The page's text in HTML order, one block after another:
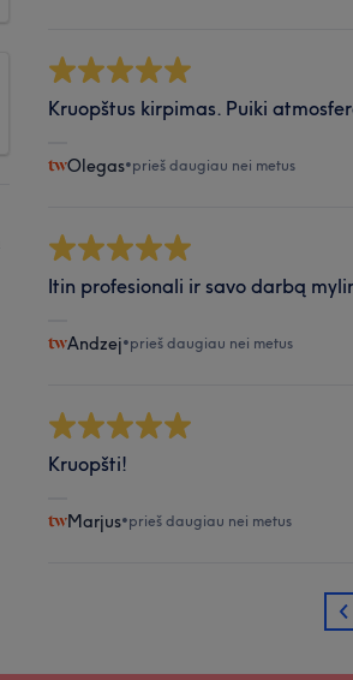
Kruopštus kirpimas. Puiki
Olegas•prieš daugiau nei metus
Itin profesionali ir savo darbą
Andzej•prieš daugiau nei metus
Kruopšti!
Marjus•prieš daugiau nei metus
1